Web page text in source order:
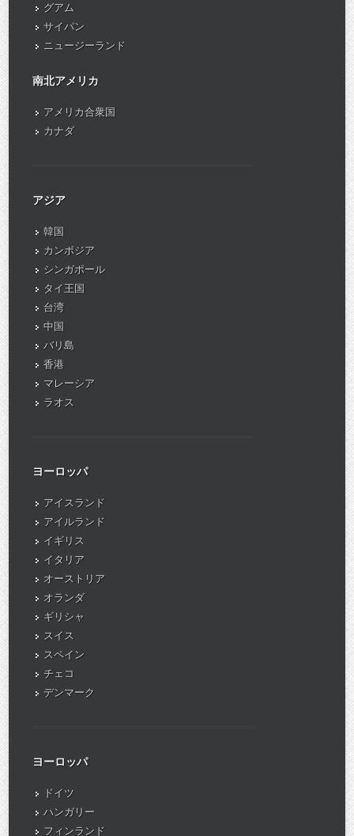
グアム
サイパン
ニュージーランド
南北アメリカ
アメリカ合衆国
カナダ
アジア
韓国
カンボジア
シンガポール
タイ王国
台湾
中国
バリ島
香港
マレーシア
ラオス
ヨーロッパ
アイスランド
アイルランド
イギリス
イタリア
オーストリア
オランダ
ギリシャ
スイス
スペイン
チェコ
デンマーク
ヨーロッパ
ドイツ
ハンガリー
フィンランド